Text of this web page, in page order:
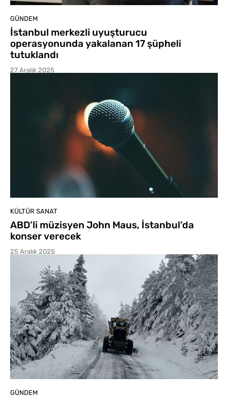
GÜNDEM
İstanbul merkezli uyuşturucu
operasyonunda yakalanan 17 şüpheli
tutuklandı
27 Aralık 2025
KÜLTÜR SANAT
ABD’li müzisyen John Maus, İstanbul’da
konser verecek
25 Aralık 2025
GÜNDEM